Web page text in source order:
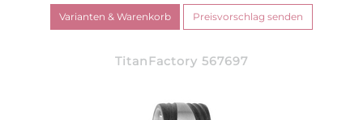
TitanFactory 567697